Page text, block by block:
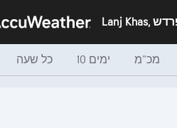
כל שעה 10 ימים מכ"מ